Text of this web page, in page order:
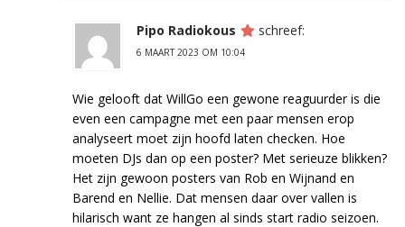
Pipo Radiokous schreef:
6 MAART 2023 OM 10:04
Wie gelooft dat WillGo een gewone reaguurder is die
even een campagne met een paar mensen erop
analyseert moet zijn hoofd laten checken. Hoe
moeten DJs dan op een poster? Met serieuze blikken?
Het zijn gewoon posters van Rob en Wijnand en
Barend en Nellie. Dat mensen daar over vallen is
hilarisch want ze hangen al sinds start radio seizoen.